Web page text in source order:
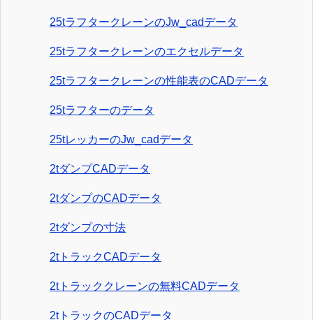
25tラフタークレーンのJw_cadデータ
25tラフタークレーンのエクセルデータ
25tラフタークレーンの性能表のCADデータ
25tラフターのデータ
25tレッカーのJw_cadデータ
2tダンプCADデータ
2tダンプのCADデータ
2tダンプの寸法
2tトラックCADデータ
2tトラッククレーンの無料CADデータ
2tトラックのCADデータ